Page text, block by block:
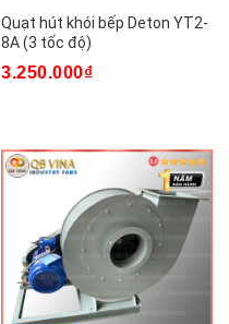
Quạt hút khói bếp Deton YT2-
8A (3 tốc độ)
3.250.000₫